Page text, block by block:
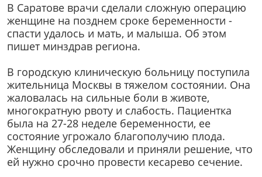
В Саратове врачи сделали сложную операцию
женщине на позднем сроке беременности -
спасти удалось и мать, и малыша. Об этом
пишет минздрав региона.
В городскую клиническую больницу поступила
жительница Москвы в тяжелом состоянии. Она
жаловалась на сильные боли в животе,
многократную рвоту и слабость. Пациентка
была на 27-28 неделе беременности, ее
состояние угрожало благополучию плода.
Женщину обследовали и приняли решение, что
ей нужно срочно провести кесарево сечение.